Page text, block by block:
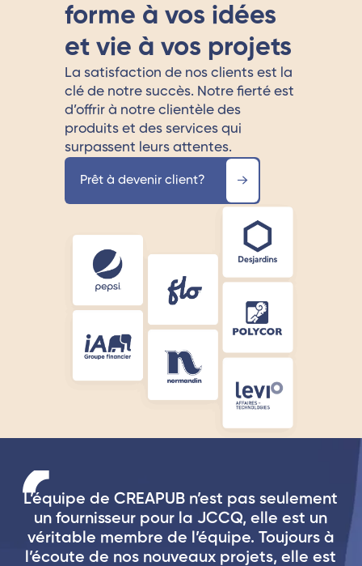
forme à vos idées
et vie à vos projets
La satisfaction de nos clients est la
clé de notre succès. Notre fierté est
d’offrir à notre clientèle des
produits et des services qui
surpassent leurs attentes.
Prêt à devenir client?
L’équipe de CREAPUB n’est pas seulement
un fournisseur pour la JCCQ, elle est un
véritable membre de l’équipe. Toujours à
l’écoute de nos nouveaux projets, elle est